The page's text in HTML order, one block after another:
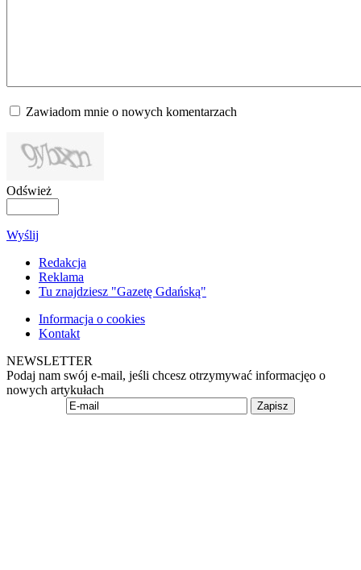
Zawiadom mnie o nowych komentarzach
Odśwież
Wyślij
Redakcja
Reklama
Tu znajdziesz "Gazetę Gdańską"
Informacja o cookies
Kontakt
NEWSLETTER
Podaj nam swój e-mail, jeśli chcesz otrzymywać informacjęo o
nowych artykułach
Zapisz